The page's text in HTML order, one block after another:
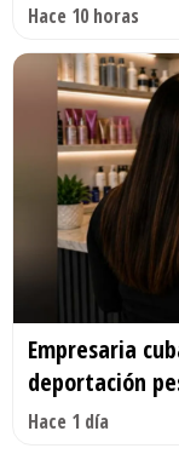
Hace 10 horas
Empresaria
deportación
Hace 1 día